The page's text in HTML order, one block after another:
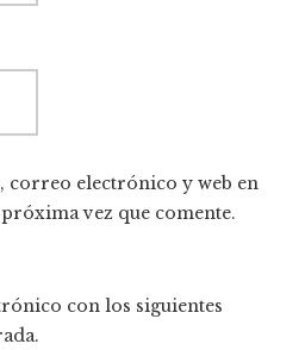
correo electrónico y web en
vez que comente.
con los siguientes